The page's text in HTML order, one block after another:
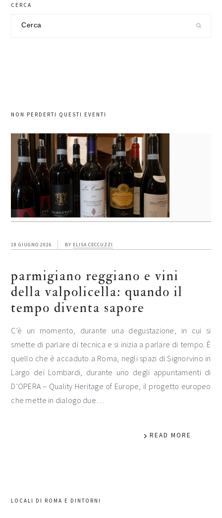
CERCA
NON PERDERTI QUESTI EVENTI
18 GIUGNO 2026 BY ELISA CECCUZZI
parmigiano reggiano e vini
della valpolicella: quando il
tempo diventa sapore
C’è un momento, durante una degustazione, in cui si
smette di parlare di tecnica e si inizia a parlare di tempo. È
quello che è accaduto a Roma, negli spazi di Signorvino in
Largo dei Lombardi, durante uno degli appuntamenti di
D’OPERA – Quality Heritage of Europe, il progetto europeo
che mette in dialogo due…
READ MORE
LOCALI DI ROMA E DINTORNI